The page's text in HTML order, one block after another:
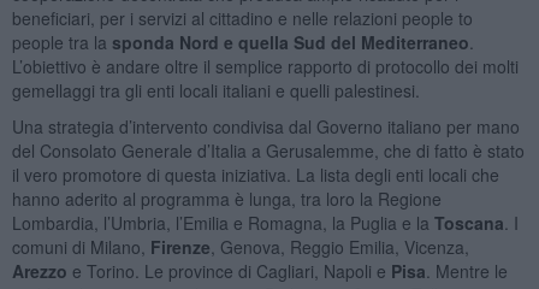
beneficiari, per i servizi al cittadino e nelle relazioni people to
people tra la sponda Nord e quella Sud del Mediterraneo
L’obiettivo è andare oltre il semplice rapporto di protocollo dei molti
gemellaggi tra gli enti locali italiani e quelli palestinesi.
Una strategia d’intervento condivisa dal Governo italiano per mano
del Consolato Generale d’Italia a Gerusalemme, che di fatto è stato
il vero promotore di questa iniziativa. La lista degli enti locali che
hanno aderito al programma è lunga, tra loro la Regione
Lombardia, l’Umbria, l’Emilia e Romagna, la Puglia e la Toscana . I
comuni di Milano, Firenze , Genova, Reggio Emilia, Vicenza,
Arezzo e Torino. Le province di Cagliari, Napoli e Pisa . Mentre le